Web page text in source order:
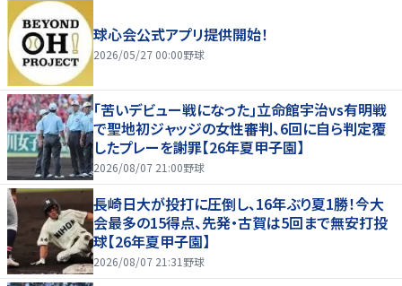
球心会公式アプリ提供開始！
2026/05/27 00:00野球
｢苦いデビュー戦になった｣立命館宇治vs有明戦
で聖地初ジャッジの女性審判、6回に自ら判定覆
したプレーを謝罪【26年夏甲子園】
2026/08/07 21:00野球
長崎日大が投打に圧倒し、16年ぶり夏1勝！今大
会最多の15得点、先発・古賀は5回まで無安打投
球【26年夏甲子園】
2026/08/07 21:31 野球